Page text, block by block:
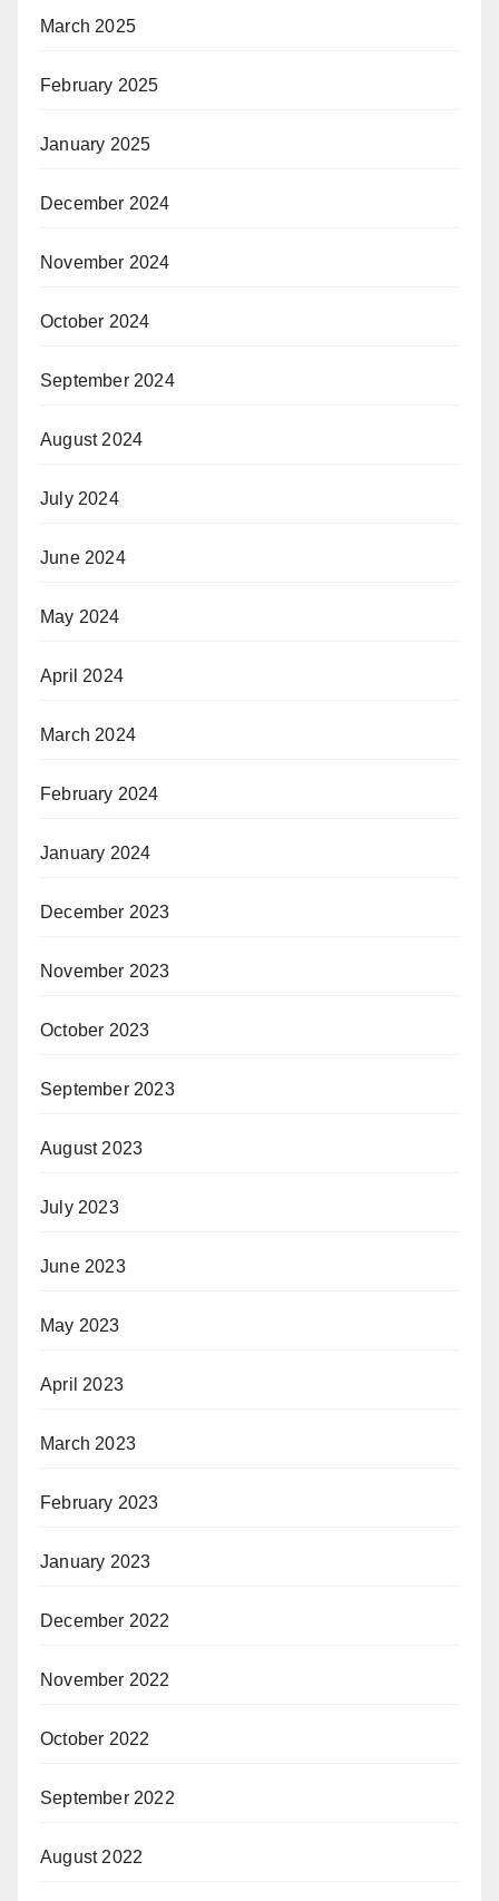
March 2025
February 2025
January 2025
December 2024
November 2024
October 2024
September 2024
August 2024
July 2024
June 2024
May 2024
April 2024
March 2024
February 2024
January 2024
December 2023
November 2023
October 2023
September 2023
August 2023
July 2023
June 2023
May 2023
April 2023
March 2023
February 2023
January 2023
December 2022
November 2022
October 2022
September 2022
August 2022